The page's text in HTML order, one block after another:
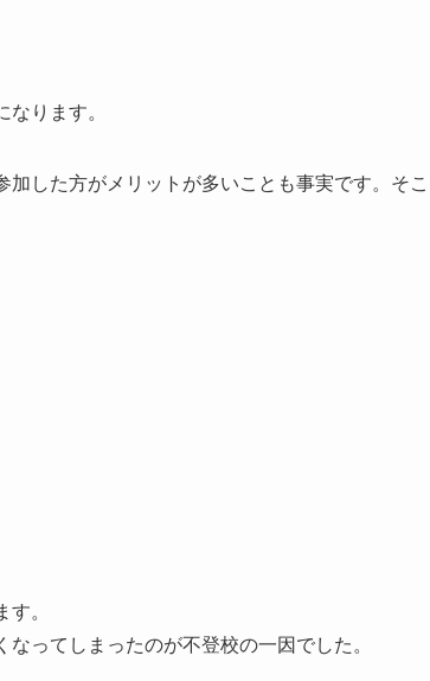
ります。
した方がメリットが多いことも事実です。そこ
。
ってしまったのが不登校の一因でした。